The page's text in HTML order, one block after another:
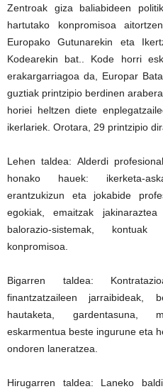
Zentroak giza baliabideen
hartutako konpromisoa
Europako Gutunarekin eta
Kodearekin bat.. Kode horri
erakargarriagoa da, Europar
guztiak printzipio berdinen
horiei heltzen diete
ikerlariek. Orotara, 29 printzipio
Lehen taldea: Alderdi
honako hauek: ikerketa-
erantzukizun eta jokabide
egokiak, emaitzak
balorazio-sistemak,
konpromisoa.
Bigarren taldea:
finantzatzaileen jarraibideak,
hautaketa, gardentasuna,
eskarmentua beste ingurune eta
ondoren laneratzea.
Hirugarren taldea: Laneko